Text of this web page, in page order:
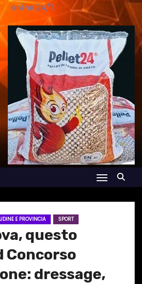
online 24/7
E PROVINCIA SPORT
questo
Concorso
dressage,